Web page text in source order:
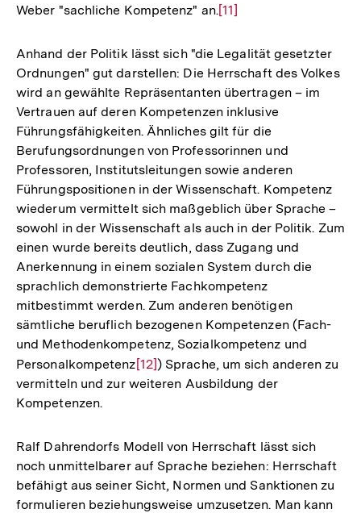
Weber "sachliche Kompetenz" an.Zur
der
Fußnote
[11]
Anhand der Politik lässt sich "die Legalität gesetzter
Ordnungen" gut darstellen: Die Herrschaft des Volkes
wird an gewählte Repräsentanten übertragen – im
Vertrauen auf deren Kompetenzen inklusive
Führungsfähigkeiten. Ähnliches gilt für die
Berufungsordnungen von Professorinnen und
Professoren, Institutsleitungen sowie anderen
Führungspositionen in der Wissenschaft. Kompetenz
wiederum vermittelt sich maßgeblich über Sprache –
sowohl in der Wissenschaft als auch in der Politik. Zum
einen wurde bereits deutlich, dass Zugang und
Anerkennung in einem sozialen System durch die
sprachlich demonstrierte Fachkompetenz
mitbestimmt werden. Zum anderen benötigen
sämtliche beruflich bezogenen Kompetenzen (Fach-
und Methodenkompetenz, Sozialkompetenz und
PersonalkompetenzZur
Auflösung
[12]) Sprache, um sich anderen zu
vermitteln und zur weiteren Ausbildung der
Kompetenzen.
Ralf Dahrendorfs Modell von Herrschaft lässt sich
noch unmittelbarer auf Sprache beziehen: Herrschaft
befähigt aus seiner Sicht, Normen und Sanktionen zu
formulieren beziehungsweise umzusetzen. Man kann